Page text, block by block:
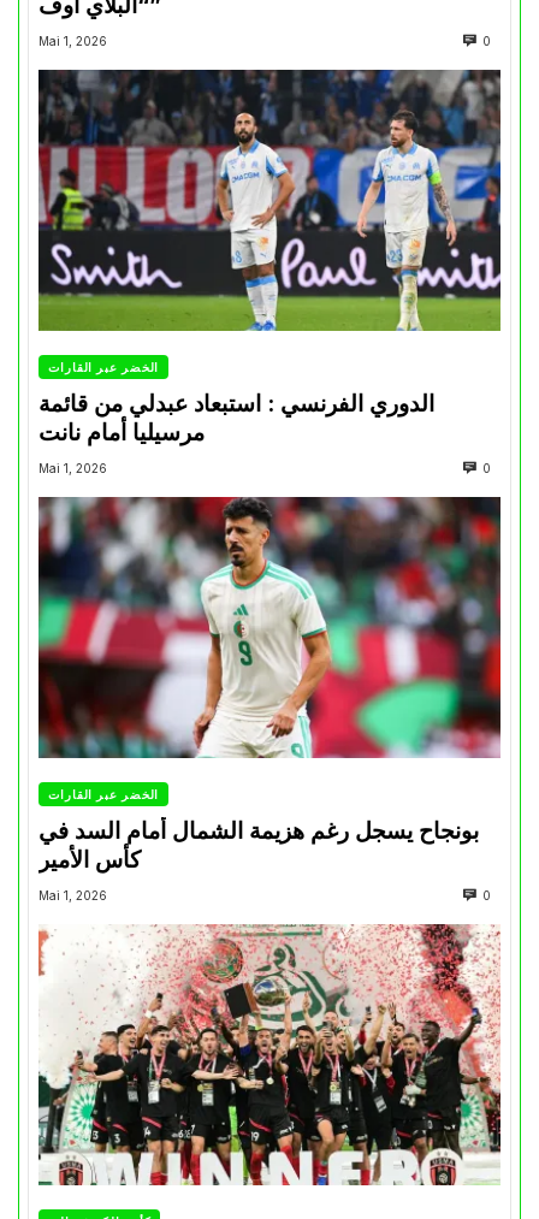
“البلاي أوف”
Mai 1, 2026 0
الخضر عبر القارات
الدوري الفرنسي : استبعاد عبدلي من قائمة
مرسيليا أمام نانت
Mai 1, 2026 0
الخضر عبر القارات
بونجاح يسجل رغم هزيمة الشمال أمام السد في
كأس الأمير
Mai 1, 2026 0